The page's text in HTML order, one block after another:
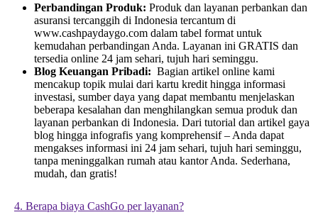
Perbandingan Produk: Produk dan layanan perbankan dan
asuransi tercanggih di Indonesia tercantum di
www.cashpaydaygo.com dalam tabel format untuk
kemudahan perbandingan Anda. Layanan ini GRATIS dan
tersedia online 24 jam sehari, tujuh hari seminggu.
Blog Keuangan Pribadi: Bagian artikel online kami
mencakup topik mulai dari kartu kredit hingga informasi
investasi, sumber daya yang dapat membantu menjelaskan
beberapa kesalahan dan menghilangkan semua produk dan
layanan perbankan di Indonesia. Dari tutorial dan artikel gaya
blog hingga infografis yang komprehensif – Anda dapat
mengakses informasi ini 24 jam sehari, tujuh hari seminggu,
tanpa meninggalkan rumah atau kantor Anda. Sederhana,
mudah, dan gratis!
4. Berapa biaya CashGo per layanan?